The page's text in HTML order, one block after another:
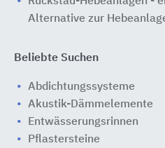
Alternative zur
Beliebte Suchen
Abdichtungssysteme
Akustik-Dämmelemente
Entwässerungsrinnen
Pflastersteine